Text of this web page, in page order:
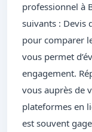
professionnel à
suivants : Devis
pour comparer
vous permet
engagement.
vous auprès de
plateformes en
est souvent